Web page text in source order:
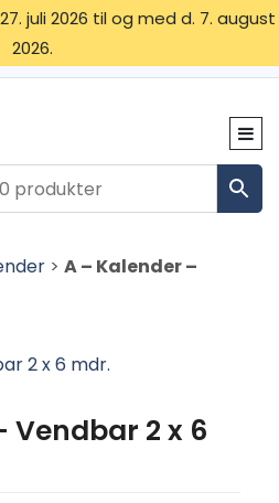
juli 2026 til og med d. 7. august
2026.
OM OS
> A – Kalender –
Vendbar 2 x 6